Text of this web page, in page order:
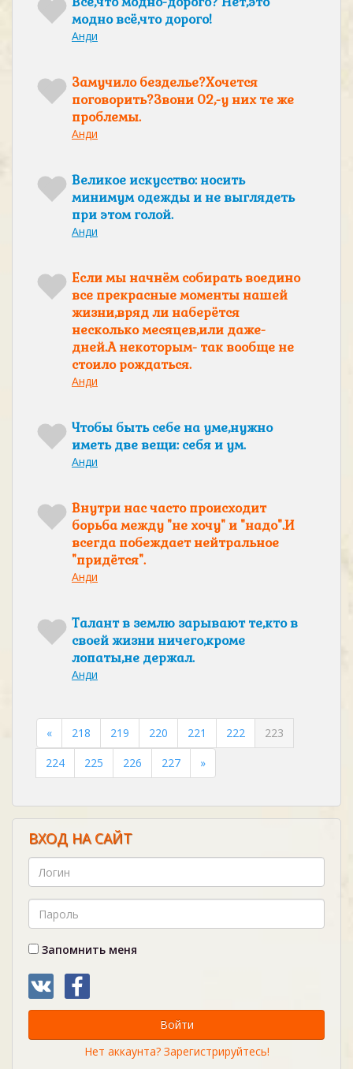
модно всё,что дорого!
Анди
Замучило безделье?Хочется
поговорить?Звони 02,-у них те же
проблемы.
Анди
Великое искусство: носить
минимум одежды и не выглядеть
при этом голой.
Анди
Если мы начнём собирать воедино
все прекрасные моменты нашей
жизни,вряд ли наберётся
несколько месяцев,или даже-
дней.А некоторым- так вообще не
стоило рождаться.
Анди
Чтобы быть себе на уме,нужно
иметь две вещи: себя и ум.
Анди
Внутри нас часто происходит
борьба между "не хочу" и "надо".И
всегда побеждает нейтральное
"придётся".
Анди
Талант в землю зарывают те,кто в
своей жизни ничего,кроме
лопаты,не держал.
Анди
« 218 219 220 221 222
223
224
225 226 227 »
ВХОД НА САЙТ
Запомнить меня
Войти
Нет аккаунта? Зарегистрируйтесь!